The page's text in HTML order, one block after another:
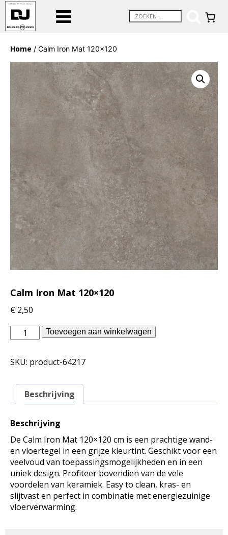
Home / Calm Iron Mat 120×120
Calm Iron Mat 120×120
€ 2,50
Douglas
Jones
-
Iron
aantal
Toevoegen aan winkelwagen
SKU: product-64217
Beschrijving
Beschrijving
De Calm Iron Mat 120×120 cm is een prachtige wand-
en vloertegel in een grijze kleurtint. Geschikt voor een
veelvoud van toepassingsmogelijkheden en in een
uniek design. Profiteer bovendien van de vele
voordelen van keramiek. Easy to clean, kras- en
slijtvast en perfect in combinatie met energiezuinige
vloerverwarming.